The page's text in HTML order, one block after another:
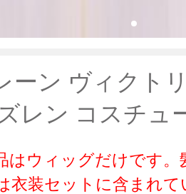
ーン ヴィクト
レン コスチュ
はウィッグだけです
衣装セットに含まれ